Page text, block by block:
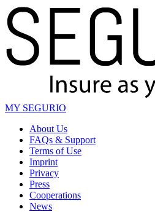
MY SEGURIO
About Us
FAQs & Support
Terms of Use
Imprint
Privacy
Press
Cooperations
News